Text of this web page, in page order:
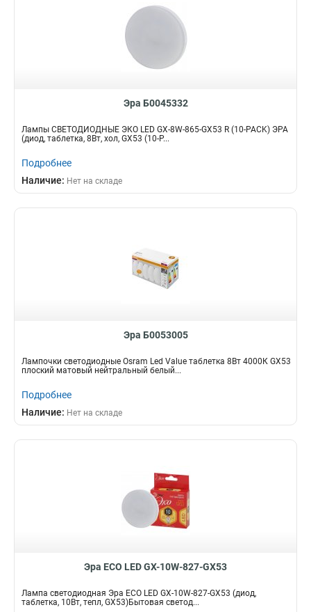
Эра Б0045332
Лампы СВЕТОДИОДНЫЕ ЭКО LED GX-8W-865-GX53 R (10-PACK) ЭРА
(диод, таблетка, 8Вт, хол, GX53 (10-P...
Подробнее
Наличие: Нет на складе
Эра Б0053005
Лампочки светодиодные Osram Led Value таблетка 8Вт 4000К GX53
плоский матовый нейтральный белый...
Подробнее
Наличие: Нет на складе
Эра ECO LED GX-10W-827-GX53
Лампа светодиодная Эра ECO LED GX-10W-827-GX53 (диод,
таблетка, 10Вт, тепл, GX53)Бытовая светод...